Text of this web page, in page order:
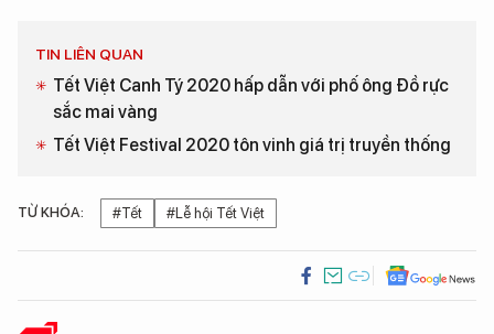
TIN LIÊN QUAN
Tết Việt Canh Tý 2020 hấp dẫn với phố ông Đồ rực
sắc mai vàng
Tết Việt Festival 2020 tôn vinh giá trị truyền thống
TỪ KHÓA: #Tết #Lễ hội Tết Việt